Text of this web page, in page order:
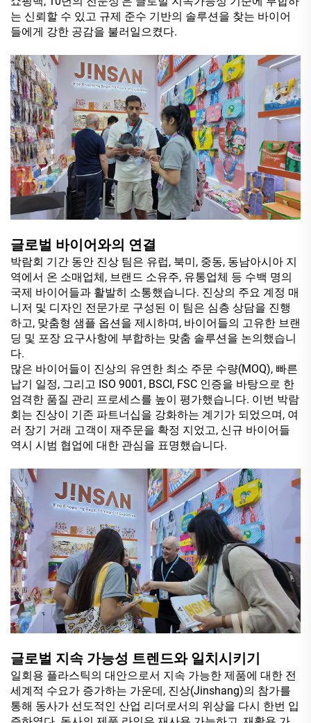
는 신뢰할 수 있고 규제 준수 기반의 솔루션을 찾는 바이어
들에게 강한 공감을 불러일으켰다.
글로벌 바이어와의 연결
박람회 기간 동안 진상 팀은 유럽, 북미, 중동, 동남아시아 지
역에서 온 소매업체, 브랜드 소유주, 유통업체 등 수백 명의
국제 바이어들과 활발히 소통했습니다. 진상의 주요 계정 매
니저 및 디자인 전문가로 구성된 이 팀은 심층 상담을 진행
하고, 맞춤형 샘플 옵션을 제시하며, 바이어들의 고유한 브랜
딩 및 포장 요구사항에 부합하는 맞춤 솔루션을 논의했습니
다.
많은 바이어들이 진상의 유연한 최소 주문 수량(MOQ), 빠른
납기 일정, 그리고 ISO 9001, BSCI, FSC 인증을 바탕으로 한
엄격한 품질 관리 프로세스를 높이 평가했습니다. 이번 박람
회는 진상이 기존 파트너십을 강화하는 계기가 되었으며, 여
러 장기 거래 고객이 재주문을 확정 지었고, 신규 바이어들
역시 시범 협업에 대한 관심을 표명했습니다.
글로벌 지속 가능성 트렌드와 일치시키기
일회용 플라스틱의 대안으로서 지속 가능한 제품에 대한 전
세계적 수요가 증가하는 가운데, 진상(Jinshang)의 참가를
통해 동사가 선도적인 산업 리더로서의 위상을 다시 한번 입